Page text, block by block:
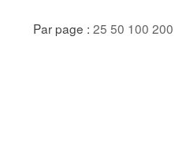
Par page : 25 50 100 200